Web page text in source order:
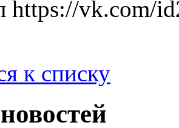
https://vk.com/
к списку